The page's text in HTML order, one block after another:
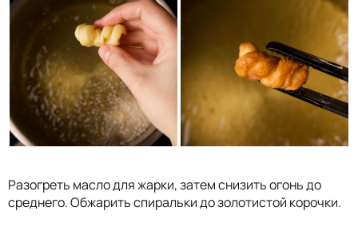
Разогреть масло для жарки, затем снизить огонь до
среднего. Обжарить спиральки до золотистой корочки.